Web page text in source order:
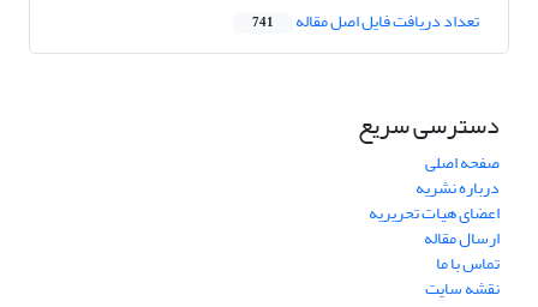
تعداد دریافت فایل اصل مقاله 741
دسترسی سریع
صفحه اصلی
درباره نشریه
اعضای هیات تحریریه
ارسال مقاله
تماس با ما
نقشه سایت